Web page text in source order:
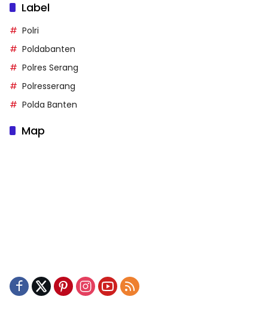
Label
Polri
Poldabanten
Polres Serang
Polresserang
Polda Banten
Map